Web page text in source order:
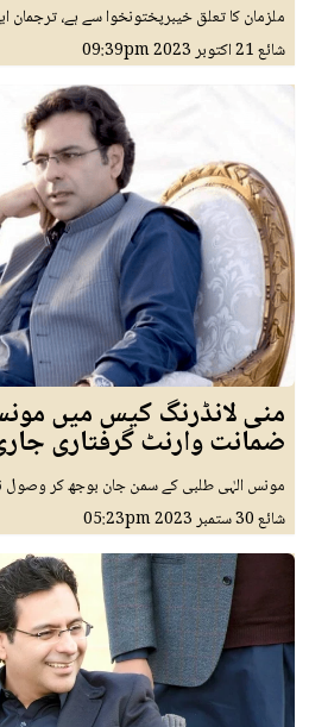
ملزمان کا تعلق خیبرپختونخوا سے ہے، ترجمان
شائع21 اکتوبر 2023 09:39pm
منی لانڈرنگ کیس میں
ضمانت وارنٹ گرفتاری
مونس الہٰی طلبی کے سمن جان بوجھ کر وصول
شائع30 ستمبر 2023 05:23pm